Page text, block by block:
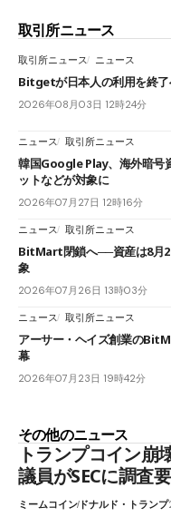
取引所ニュース
取引所ニュース ニュース
Bitgetが日本人の利用を終
2026年08月03日 12時24分
ニュース 取引所ニュース
韓国Google Play、海外暗号
ットなどが対象に
2026年07月27日 12時16分
ニュース 取引所ニュース
BitMart閉鎖へ──資産は8月
象
2026年07月26日 13時03分
ニュース 取引所ニュース
アーサー・ヘイズ創業の
幕
2026年07月23日 19時42分
その他のニュース
トランプコイン
議員がSECに調査
ミームコインドナルド・トランプ